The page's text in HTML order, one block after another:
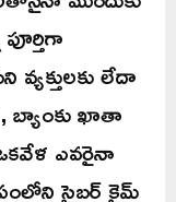
లేదా
బ్యాంకు ఖాతా
ఎవరైనా
సైబర్ క్రైమ్